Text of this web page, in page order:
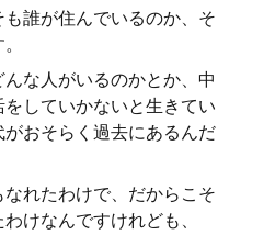
誰が住んでいるのか、そ
な人がいるのかとか、中
していかないと生きてい
おそらく過去にあるんだ
れたわけで、だからこそ
けなんですけれども、